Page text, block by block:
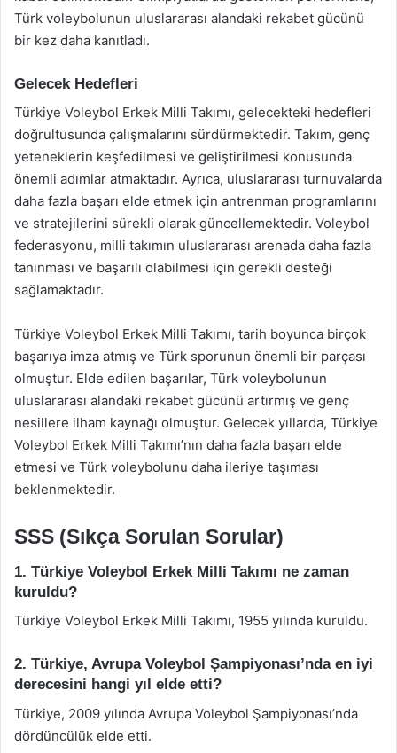
Türk voleybolunun uluslararası alandaki rekabet gücünü
bir kez daha kanıtladı.
Gelecek Hedefleri
Türkiye Voleybol Erkek Milli Takımı, gelecekteki hedefleri
doğrultusunda çalışmalarını sürdürmektedir. Takım, genç
yeteneklerin keşfedilmesi ve geliştirilmesi konusunda
önemli adımlar atmaktadır. Ayrıca, uluslararası turnuvalarda
daha fazla başarı elde etmek için antrenman programlarını
ve stratejilerini sürekli olarak güncellemektedir. Voleybol
federasyonu, milli takımın uluslararası arenada daha fazla
tanınması ve başarılı olabilmesi için gerekli desteği
sağlamaktadır.
Türkiye Voleybol Erkek Milli Takımı, tarih boyunca birçok
başarıya imza atmış ve Türk sporunun önemli bir parçası
olmuştur. Elde edilen başarılar, Türk voleybolunun
uluslararası alandaki rekabet gücünü artırmış ve genç
nesillere ilham kaynağı olmuştur. Gelecek yıllarda, Türkiye
Voleybol Erkek Milli Takımı’nın daha fazla başarı elde
etmesi ve Türk voleybolunu daha ileriye taşıması
beklenmektedir.
SSS (Sıkça Sorulan Sorular)
1. Türkiye Voleybol Erkek Milli Takımı ne zaman
kuruldu?
Türkiye Voleybol Erkek Milli Takımı, 1955 yılında kuruldu.
2. Türkiye, Avrupa Voleybol Şampiyonası’nda en iyi
derecesini hangi yıl elde etti?
Türkiye, 2009 yılında Avrupa Voleybol Şampiyonası’nda
dördüncülük elde etti.